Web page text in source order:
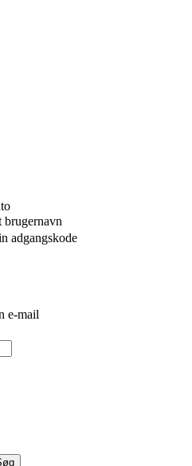
brugernavn
adgangskode
e-mail